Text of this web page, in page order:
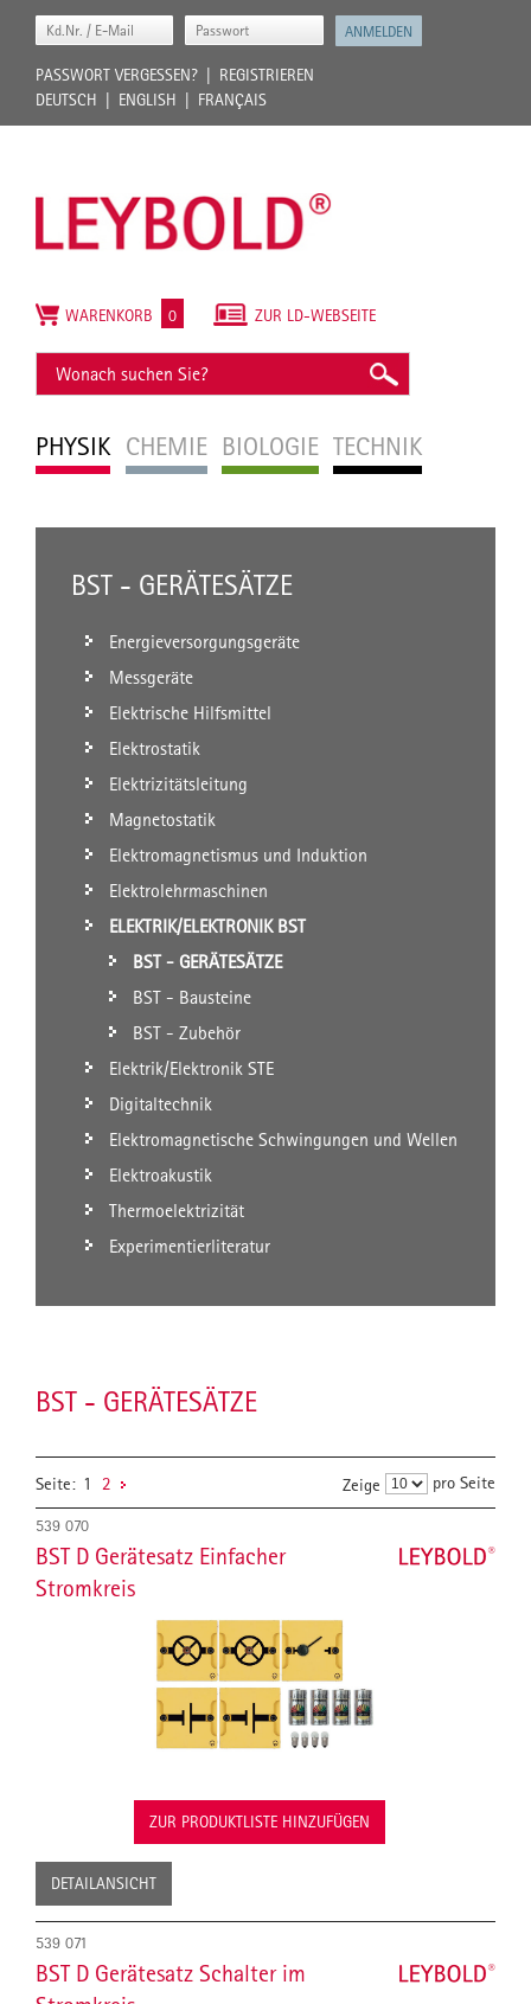
PASSWORT VERGESSEN?
REGISTRIEREN
DEUTSCH
ENGLISH FRANÇAIS
PHYSIK CHEMIE BIOLOGIE TECHNIK
ZUR LD-WEBSEITE
WARENKORB 0
BST - GERÄTESÄTZE
Energieversorgungsgeräte
Messgeräte
Elektrische Hilfsmittel
Elektrostatik
Elektrizitätsleitung
Magnetostatik
Elektromagnetismus und Induktion
Elektrolehrmaschinen
ELEKTRIK/ELEKTRONIK BST
BST - GERÄTESÄTZE
BST - Bausteine
BST - Zubehör
Elektrik/Elektronik STE
Digitaltechnik
Elektromagnetische Schwingungen und Wellen
Elektroakustik
Thermoelektrizität
Experimentierliteratur
BST - GERÄTESÄTZE
Seite: 1 2 Zeige pro Seite
539 070
BST D Gerätesatz Einfacher
Stromkreis
ZUR PRODUKTLISTE HINZUFÜGEN
DETAILANSICHT
539 071
BST D Gerätesatz Schalter im